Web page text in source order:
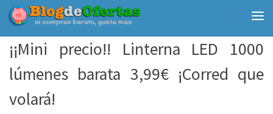
Debajo del contenido
¡¡Mini precio!! Linterna LED 1000
lúmenes barata 3,99€ ¡Corred que
volará!